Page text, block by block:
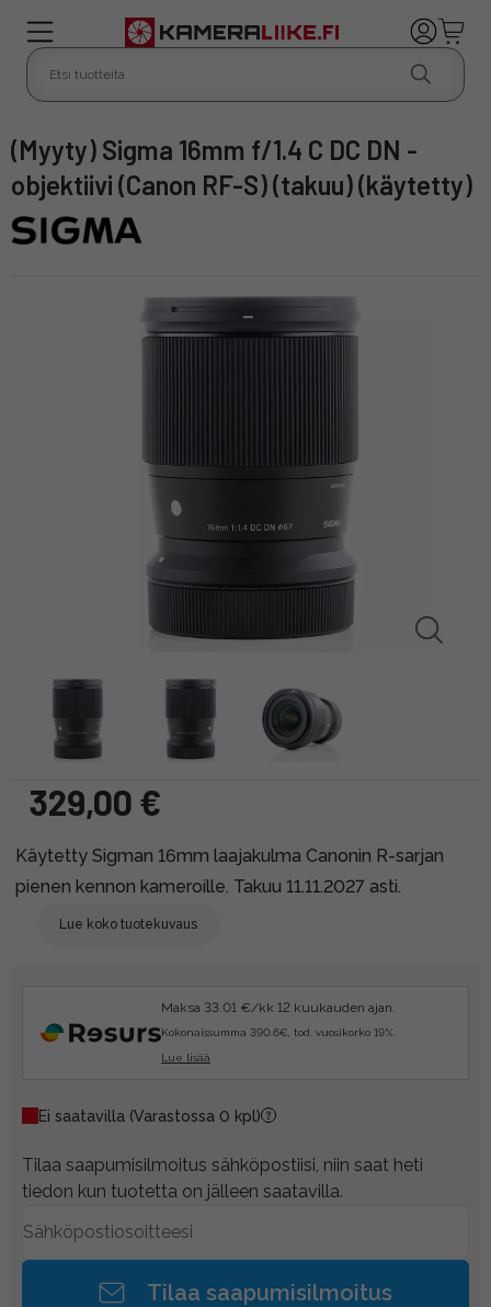
(Myyty) Sigma 16mm f/1.4 C DC DN -
objektiivi (Canon RF-S) (takuu) (käytetty)
329,00 €
Käytetty Sigman 16mm laajakulma Canonin R-sarjan
pienen kennon kameroille. Takuu 11.11.2027 asti.
Lue koko tuotekuvaus
Maksa 33.01 €/kk 12 kuukauden ajan.
Kokonaissumma 390.6€, tod. vuosikorko 19%.
Lue lisää
Ei saatavilla (Varastossa 0 kpl)
Tilaa saapumisilmoitus sähköpostiisi, niin saat heti
tiedon kun tuotetta on jälleen saatavilla.
Tilaa saapumisilmoitus